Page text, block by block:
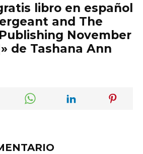
libro en español
and The
November
de Tashana Ann